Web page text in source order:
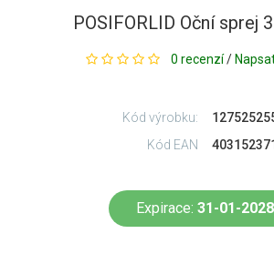
POSIFORLID Oční sprej
0 recenzí /
Kód výrobku:
Kód EAN
Expirace: 31-01-2028